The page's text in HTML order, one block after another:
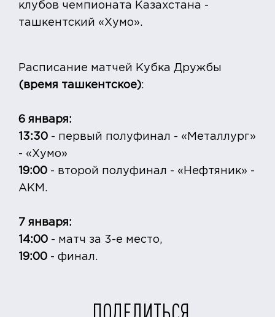
клубов чемпионата Казахстана -
ташкентский «Хумо».
Расписание матчей Кубка Дружбы
(время ташкентское):
6 января:
13:30 - первый полуфинал - «Металлург»
- «Хумо»
19:00 - второй полуфинал - «Нефтяник» -
АКМ.
7 января:
14:00 - матч за 3-е место,
19:00 - финал.